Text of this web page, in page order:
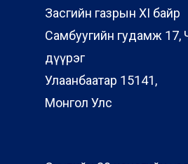
Засгийн газрын XI байр
Самбуугийн гудамж 17,
дүүрэг
Улаанбаатар 15141,
Монгол Улс